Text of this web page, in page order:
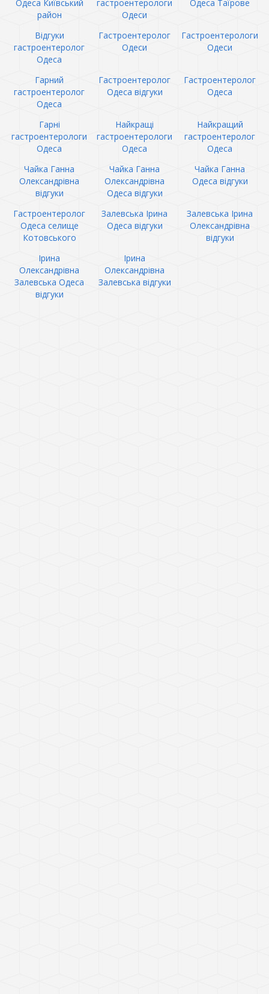
Одеса Київський
район
гастроентерологи
Одеси
Одеса Таїрове
Відгуки
гастроентеролог
Одеса
Гастроентеролог
Одеси
Гастроентерологи
Одеси
Гарний
гастроентеролог
Одеса
Гастроентеролог
Одеса відгуки
Гастроентеролог
Одеса
Гарні
гастроентерологи
Одеса
Найкращі
гастроентерологи
Одеса
Найкращий
гастроентеролог
Одеса
Чайка Ганна
Олександрівна
відгуки
Чайка Ганна
Олександрівна
Одеса відгуки
Чайка Ганна
Одеса відгуки
Гастроентеролог
Одеса селище
Котовського
Залевська Ірина
Одеса відгуки
Залевська Ірина
Олександрівна
відгуки
Ірина
Олександрівна
Залевська Одеса
відгуки
Ірина
Олександрівна
Залевська відгуки